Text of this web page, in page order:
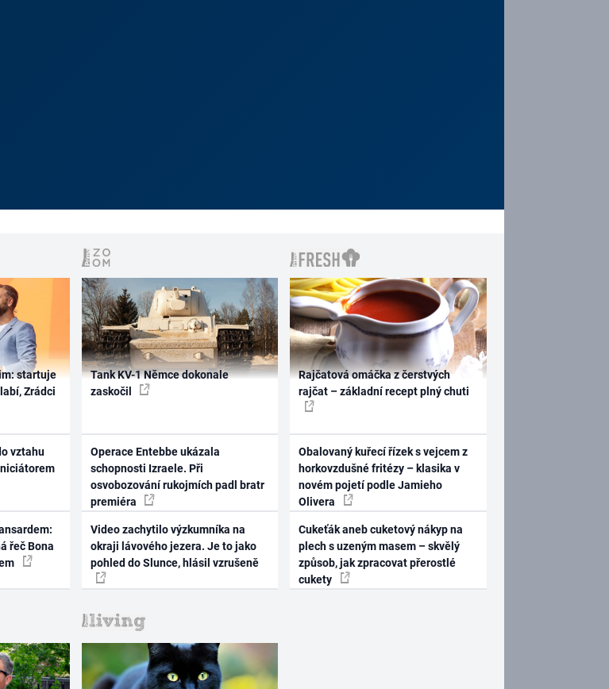
startuje
Zrádci
vztahu
řeč Bona
Tank KV-1 Němce dokonale
zaskočil
Operace Entebbe ukázala
schopnosti Izraele. Při
osvobozování rukojmích padl bratr
premiéra
Video zachytilo výzkumníka na
okraji lávového jezera. Je to jako
pohled do Slunce, hlásil vzrušeně
Rajčatová omáčka z čerstvých
rajčat – základní recept plný chuti
Obalovaný kuřecí řízek s vejcem z
horkovzdušné fritézy – klasika v
novém pojetí podle Jamieho
Olivera
Cukeťák aneb cuketový nákyp na
plech s uzeným masem – skvělý
způsob, jak zpracovat přerostlé
cukety